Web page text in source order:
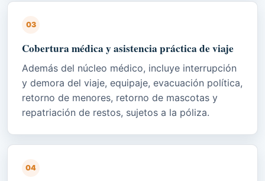
03
Cobertura médica y asistencia práctica de viaje
Además del núcleo médico, incluye interrupción
y demora del viaje, equipaje, evacuación política,
retorno de menores, retorno de mascotas y
repatriación de restos, sujetos a la póliza.
04